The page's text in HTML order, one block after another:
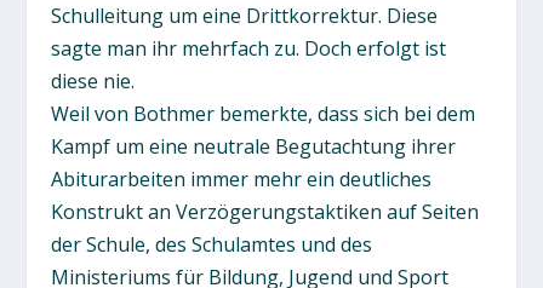
Schulleitung um eine Drittkorrektur. Diese
sagte man ihr mehrfach zu. Doch erfolgt ist
diese nie.
Weil von Bothmer bemerkte, dass sich bei dem
Kampf um eine neutrale Begutachtung ihrer
Abiturarbeiten immer mehr ein deutliches
Konstrukt an Verzögerungstaktiken auf Seiten
der Schule, des Schulamtes und des
Ministeriums für Bildung, Jugend und Sport